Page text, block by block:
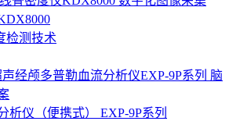
检测技术
析仪（便携式） EXP-9P系列